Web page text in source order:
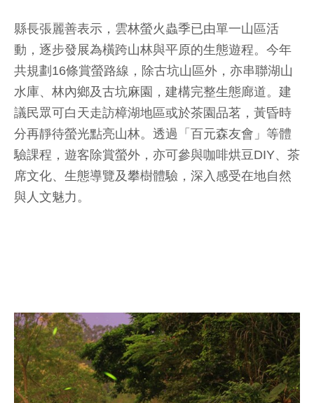
縣長張麗善表示，雲林螢火蟲季已由單一山區活
動，逐步發展為橫跨山林與平原的生態遊程。今年
共規劃16條賞螢路線，除古坑山區外，亦串聯湖山
水庫、林內鄉及古坑麻園，建構完整生態廊道。建
議民眾可白天走訪樟湖地區或於茶園品茗，黃昏時
分再靜待螢光點亮山林。透過「百元森友會」等體
驗課程，遊客除賞螢外，亦可參與咖啡烘豆DIY、茶
席文化、生態導覽及攀樹體驗，深入感受在地自然
與人文魅力。